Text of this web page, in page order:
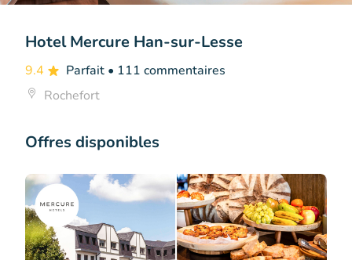
Hotel Mercure Han-sur-Lesse
9.4 Parfait • 111 commentaires
Rochefort
Offres disponibles